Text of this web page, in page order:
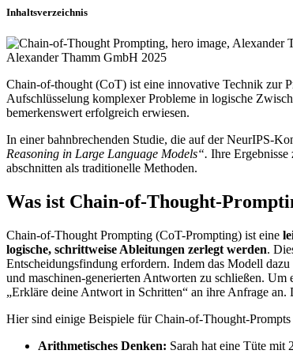
Inhaltsverzeichnis
Alexander Thamm GmbH 2025
Chain-of-thought (CoT) ist eine innovative Technik zur
Aufschlüsselung komplexer Probleme in logische
bemerkenswert erfolgreich erwiesen.
In einer bahnbrechenden Studie, die auf der NeurIPS-
Reasoning in Large Language Models“. Ihre Ergebnisse
abschnitten als traditionelle Methoden.
Was ist Chain-of-Thought-
Chain-of-Thought Prompting (CoT-Prompting) ist eine
logische, schrittweise Ableitungen zerlegt werden.
Entscheidungsfindung erfordern. Indem das Modell
und maschinen-generierten Antworten zu schließen.
„Erkläre deine Antwort in Schritten“ an ihre Anfrage
Hier sind einige Beispiele für Chain-of-Thought-
Arithmetisches Denken: Sarah hat eine Tüte